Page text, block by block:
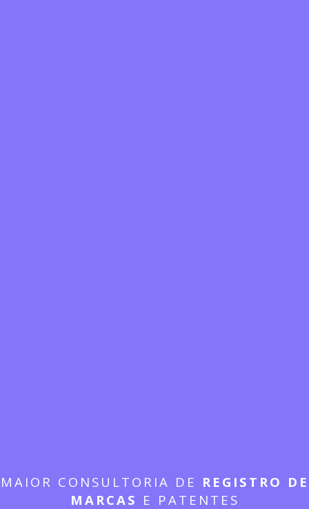
MAIOR CONSULTORIA DE REGISTRO DE
MARCAS E PATENTES